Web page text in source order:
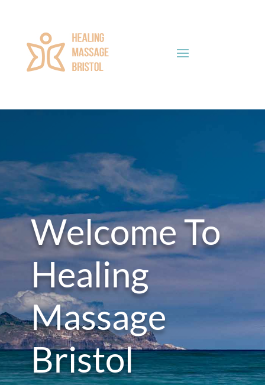
Welcome To
Healing
Massage
Bristol